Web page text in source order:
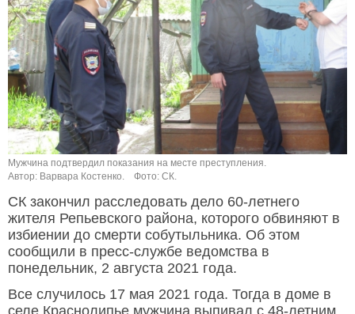
Мужчина подтвердил показания на месте преступления.
Автор: Варвара Костенко.
Фото: СК.
СК закончил расследовать дело 60-летнего
жителя Репьевского района, которого обвиняют в
избиении до смерти собутыльника. Об этом
сообщили в пресс-службе ведомства в
понедельник, 2 августа 2021 года.
Все случилось 17 мая 2021 года. Тогда в доме в